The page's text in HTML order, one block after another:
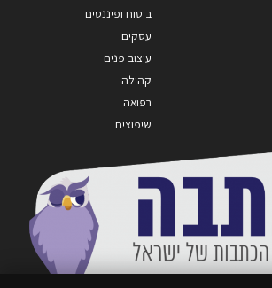
ביטוח ופיננסים
עסקים
עיצוב פנים
קהילה
רפואה
שיפוצים